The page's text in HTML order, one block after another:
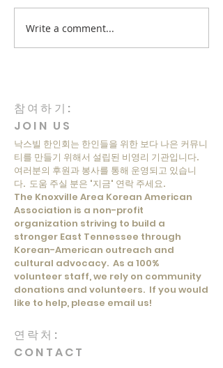
March 1st Independence
Write a comment...
참여하기:
JOIN US
낙스빌 한인회는 한인들을 위한 보다 나은 커뮤니
티를 만들기 위해서 설립된 비영리 기관입니다.
여러분의 후원과 봉사를 통해 운영되고 있습니
다. 도움 주실 분은 '지금' 연락 주세요.
The Knoxville Area Korean American
Association is a non-profit
organization striving to build a
stronger East Tennessee through
Korean-American outreach and
cultural advocacy. As a 100%
volunteer staff, we rely on community
donations and volunteers. If you would
like to help, please email us!
연락처:
CONTACT